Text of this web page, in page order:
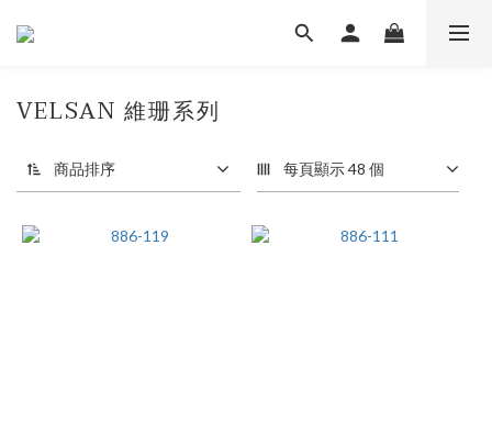
VELSAN 維珊系列
商品排序 每頁顯示 48 個